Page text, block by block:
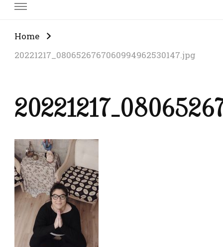
Home
20221217_0806526767060994962530147.jpg